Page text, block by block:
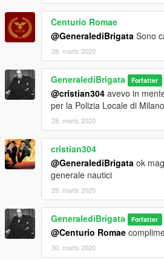
Centurio Romae
@GeneralediBrigata Sono
28. marts 2020
GeneralediBrigata Forfatter
@cristian304 avevo in
per la Polizia Locale di Milano
28. marts 2020
cristian304
@GeneralediBrigata ok
generale nautici
29. marts 2020
GeneralediBrigata Forfatter
@Centurio Romae
30. marts 2020